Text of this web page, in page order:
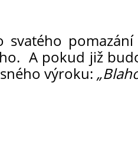
svatého
A pokud již
výroku: